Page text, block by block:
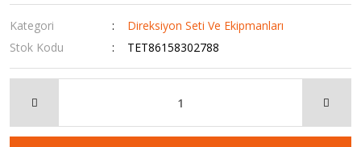
Kategori
Direksiyon Seti Ve Ekipmanları
Stok Kodu
TET86158302788